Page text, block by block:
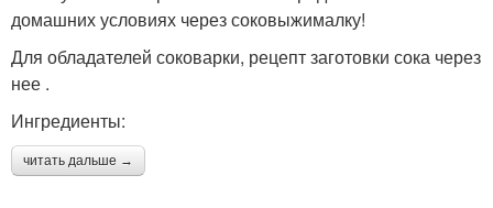
домашних условиях через соковыжималку!
Для обладателей соковарки, рецепт заготовки сока через
нее .
Ингредиенты:
читать дальше →